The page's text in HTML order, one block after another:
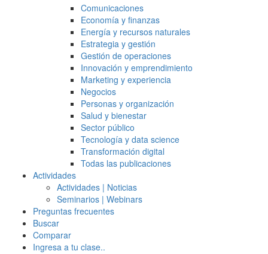
Comunicaciones
Economía y finanzas
Energía y recursos naturales
Estrategia y gestión
Gestión de operaciones
Innovación y emprendimiento
Marketing y experiencia
Negocios
Personas y organización
Salud y bienestar
Sector público
Tecnología y data science
Transformación digital
Todas las publicaciones
Actividades
Actividades | Noticias
Seminarios | Webinars
Preguntas frecuentes
Buscar
Comparar
Ingresa a tu clase..